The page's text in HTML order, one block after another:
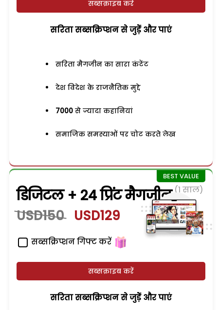
सब्सक्राइब करें
सरिता सब्सक्रिप्शन से जुड़ेें और पाएं
सरिता मैगजीन का सारा कंटेंट
देश विदेश के राजनैतिक मुद्दे
7000 से ज्यादा कहानियां
समाजिक समस्याओं पर चोट करते लेख
डिजिटल + 24 प्रिंट मैगजीन (1 साल)
USD150 USD129
सब्सक्रिप्शन गिफ्ट करें
सब्सक्राइब करें
सरिता सब्सक्रिप्शन से जुड़ेें और पाएं